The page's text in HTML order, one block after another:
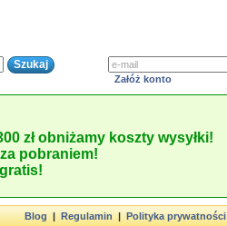
Załóż konto
zł obniżamy koszty wysyłki!
za pobraniem!
Blog|Regulamin|Polityka prywatności